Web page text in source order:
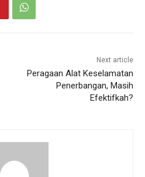
Next article
Peragaan Alat Keselamatan
Penerbangan, Masih
Efektifkah?